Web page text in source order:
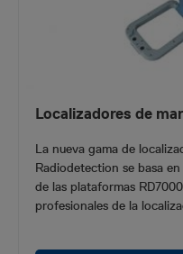
Localizadores de
La nueva gama de
Radiodetection se basa
de las plataformas
profesionales de la